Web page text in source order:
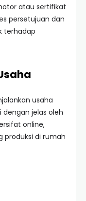
atau sertifikat
persetujuan dan
terhadap
usaha
jelas oleh
online,
produksi di rumah